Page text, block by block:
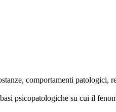
comportamenti
psicopatologiche su cui il